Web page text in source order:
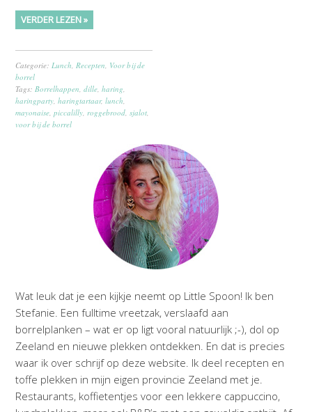
VERDER LEZEN »
Categorie: Lunch Recepten Voor bij de
borrel
Tags: Borrelhappen ,dille ,haring
haringparty ,haringtartaar,lunch
mayonaise ,piccalilly roggebrood ,sjalot
voor bij de borrel
Wat leuk dat je een kijkje neemt op Little Spoon! Ik ben
Stefanie. Een fulltime vreetzak, verslaafd aan
borrelplanken – wat er op ligt vooral natuurlijk ;-), dol op
Zeeland en nieuwe plekken ontdekken. En dat is precies
waar ik over schrijf op deze website. Ik deel recepten en
toffe plekken in mijn eigen provincie Zeeland met je.
Restaurants, koffietentjes voor een lekkere cappuccino,